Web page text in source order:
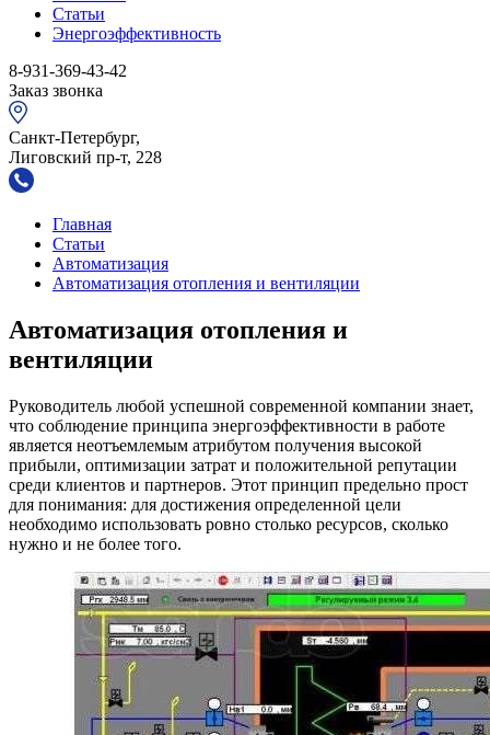
Статьи
Энергоэффективность
8-931-369-43-42
Заказ звонка
Санкт-Петербург,
Лиговский пр-т, 228
Главная
Статьи
Автоматизация
Автоматизация отопления и вентиляции
Автоматизация отопления и
вентиляции
Руководитель любой успешной современной компании знает,
что соблюдение принципа энергоэффективности в работе
является неотъемлемым атрибутом получения высокой
прибыли, оптимизации затрат и положительной репутации
среди клиентов и партнеров. Этот принцип предельно прост
для понимания: для достижения определенной цели
необходимо использовать ровно столько ресурсов, сколько
нужно и не более того.